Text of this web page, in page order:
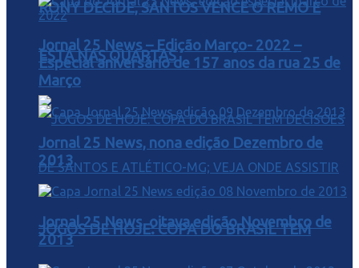
RONY DECIDE, SANTOS VENCE O REMO E
ESTÁ NAS QUARTAS
JOGOS DE HOJE: COPA DO BRASIL TEM
Jornal 25 News – Edição Março- 2022 –
Especial aniversário de 157 anos da rua 25 de
Março
Jornal 25 News, nona edição Dezembro de
2013
Jornal 25 News, oitava edição Novembro de
2013